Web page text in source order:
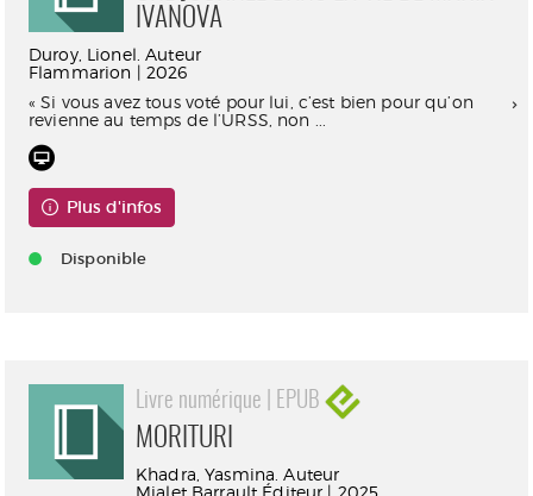
IVANOVA
Duroy, Lionel. Auteur
Flammarion | 2026
« Si vous avez tous voté pour lui, c’est bien pour qu’on
revienne au temps de l’URSS, non ...
Plus d'infos
Disponible
Livre numérique | EPUB
MORITURI
Khadra, Yasmina. Auteur
Mialet Barrault Éditeur | 2025